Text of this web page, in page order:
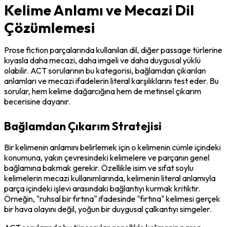
Kelime Anlamı ve Mecazi Dil
Çözümlemesi
Prose fiction parçalarında kullanılan dil, diğer passage türlerine
kıyasla daha mecazi, daha imgeli ve daha duygusal yüklü
olabilir. ACT sorularının bu kategorisi, bağlamdan çıkarılan
anlamları ve mecazi ifadelerin literal karşılıklarını test eder. Bu
sorular, hem kelime dağarcığına hem de metinsel çıkarım
becerisine dayanır.
Bağlamdan Çıkarım Stratejisi
Bir kelimenin anlamını belirlemek için o kelimenin cümle içindeki
konumuna, yakın çevresindeki kelimelere ve parçanın genel
bağlamına bakmak gerekir. Özellikle isim ve sıfat soylu
kelimelerin mecazi kullanımlarında, kelimenin literal anlamıyla
parça içindeki işlevi arasındaki bağlantıyı kurmak kritiktir.
Örneğin, "ruhsal bir fırtına" ifadesinde "fırtına" kelimesi gerçek
bir hava olayını değil, yoğun bir duygusal çalkantıyı simgeler.